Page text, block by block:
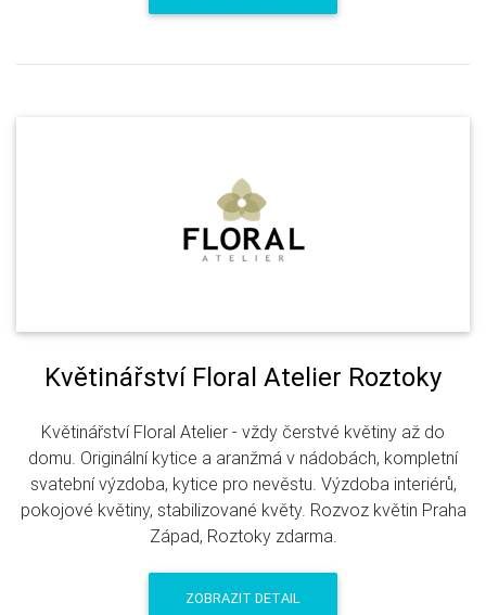
Květinářství Floral Atelier Roztoky
Květinářství Floral Atelier - vždy čerstvé květiny až do
domu. Originální kytice a aranžmá v nádobách, kompletní
svatební výzdoba, kytice pro nevěstu. Výzdoba interiérů,
pokojové květiny, stabilizované květy. Rozvoz květin Praha
Západ, Roztoky zdarma.
ZOBRAZIT DETAIL